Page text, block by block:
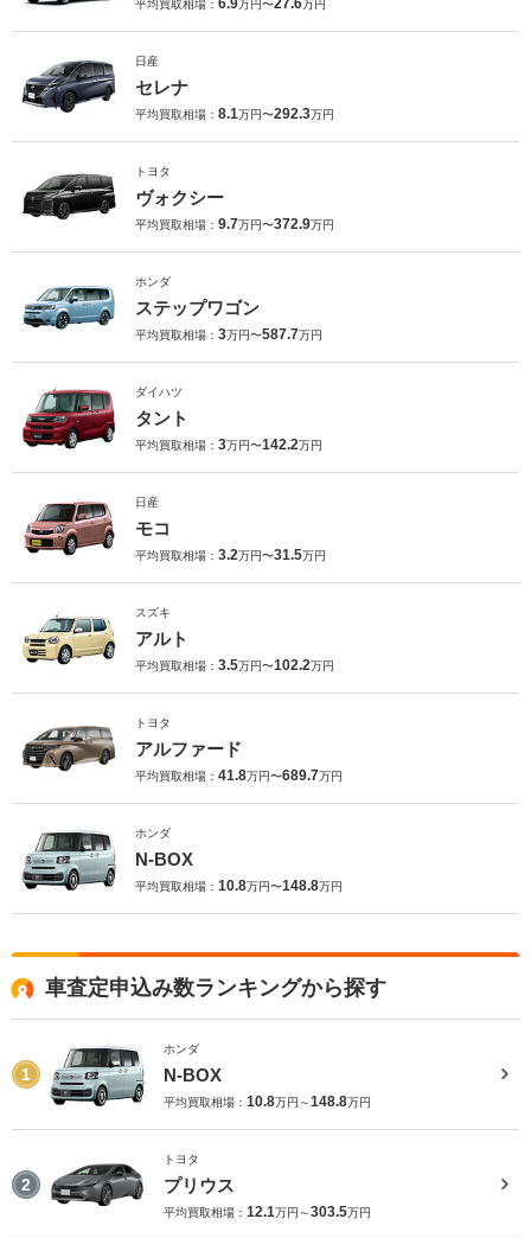
平均買取相場： 6.9万円〜27.6万円
日産
セレナ
平均買取相場： 8.1万円〜292.3万円
トヨタ
ヴォクシー
平均買取相場： 9.7万円〜372.9万円
ホンダ
ステップワゴン
平均買取相場： 3万円〜587.7万円
ダイハツ
タント
平均買取相場： 3万円〜142.2万円
日産
モコ
平均買取相場： 3.2万円〜31.5万円
スズキ
アルト
平均買取相場： 3.5万円〜102.2万円
トヨタ
アルファード
平均買取相場： 41.8万円〜689.7万円
ホンダ
N-BOX
平均買取相場： 10.8万円〜148.8万円
車査定申込み数ランキングから探す
1
ホンダ
N-BOX
平均買取相場： 10.8万円～148.8万円
2
トヨタ
プリウス
平均買取相場： 12.1万円～303.5万円